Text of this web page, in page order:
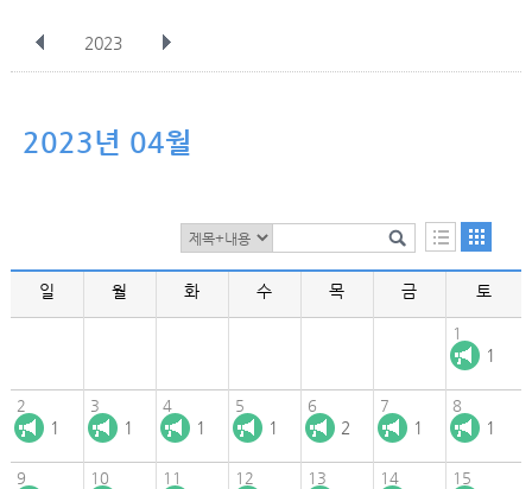
2023
12월
2023년 04월
일 월 화 수 목 금 토
1
1
2
1
3
1
4
1
5
1
6
2
7
1
8
1
9 10 11 12 13 14 15